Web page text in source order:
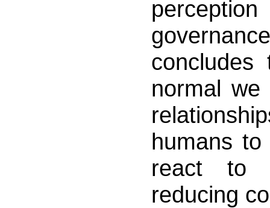
normal
humans
react to
reducing